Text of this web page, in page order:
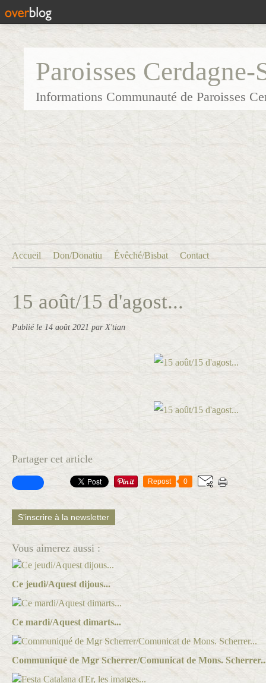
Paroisses
Informations Communauté de Paroisses
Accueil Don/Donatiu Évêché/Bisbat Contact
15 août/15 d'agost...
Publié le 14 août 2021 par X'tian
Partager cet article
Repost 0
S'inscrire à la newsletter
Vous aimerez aussi :
Ce jeudi/Aquest dijous...
Ce mardi/Aquest dimarts...
Communiqué de Mgr Scherrer/Comunicat de Mons.